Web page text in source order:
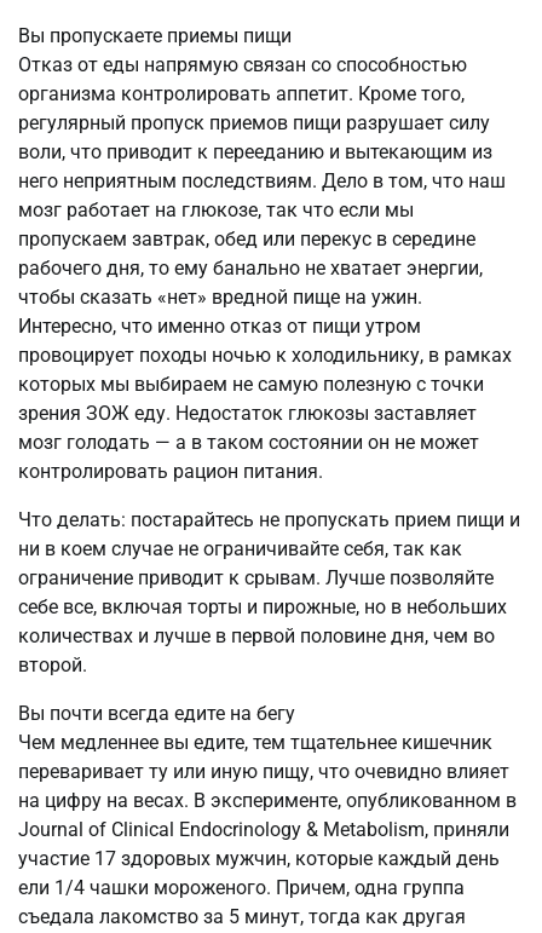
Вы пропускаете приемы пищи
Отказ от еды напрямую связан со способностью
организма контролировать аппетит. Кроме того,
регулярный пропуск приемов пищи разрушает силу
воли, что приводит к перееданию и вытекающим из
него неприятным последствиям. Дело в том, что наш
мозг работает на глюкозе, так что если мы
пропускаем завтрак, обед или перекус в середине
рабочего дня, то ему банально не хватает энергии,
чтобы сказать «нет» вредной пище на ужин.
Интересно, что именно отказ от пищи утром
провоцирует походы ночью к холодильнику, в рамках
которых мы выбираем не самую полезную с точки
зрения ЗОЖ еду. Недостаток глюкозы заставляет
мозг голодать — а в таком состоянии он не может
контролировать рацион питания.
Что делать: постарайтесь не пропускать прием пищи и
ни в коем случае не ограничивайте себя, так как
ограничение приводит к срывам. Лучше позволяйте
себе все, включая торты и пирожные, но в небольших
количествах и лучше в первой половине дня, чем во
второй.
Вы почти всегда едите на бегу
Чем медленнее вы едите, тем тщательнее кишечник
переваривает ту или иную пищу, что очевидно влияет
на цифру на весах. В эксперименте, опубликованном в
Journal of Clinical Endocrinology & Metabolism, приняли
участие 17 здоровых мужчин, которые каждый день
ели 1/4 чашки мороженого. Причем, одна группа
съедала лакомство за 5 минут, тогда как другая